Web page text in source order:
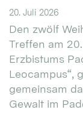
20. Juli 2026
Den zwölf
Treffen am
Erzbistums
Leocampus“,
gemeinsam
Gewalt im